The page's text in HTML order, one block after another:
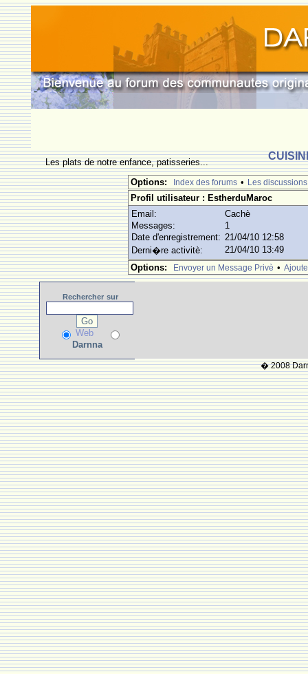
Les plats de notre enfance, patisseries...
Options:
Index des forums • Les discussions
Profil utilisateur : EstherduMaroc
Email:
Cachè
Messages:
1
Date d'enregistrement: 21/04/10 12:58
Derni�re activitè:
21/04/10 13:49
Options:
Envoyer un Message Privè •
Rechercher sur
Web
Darnna
� 2008